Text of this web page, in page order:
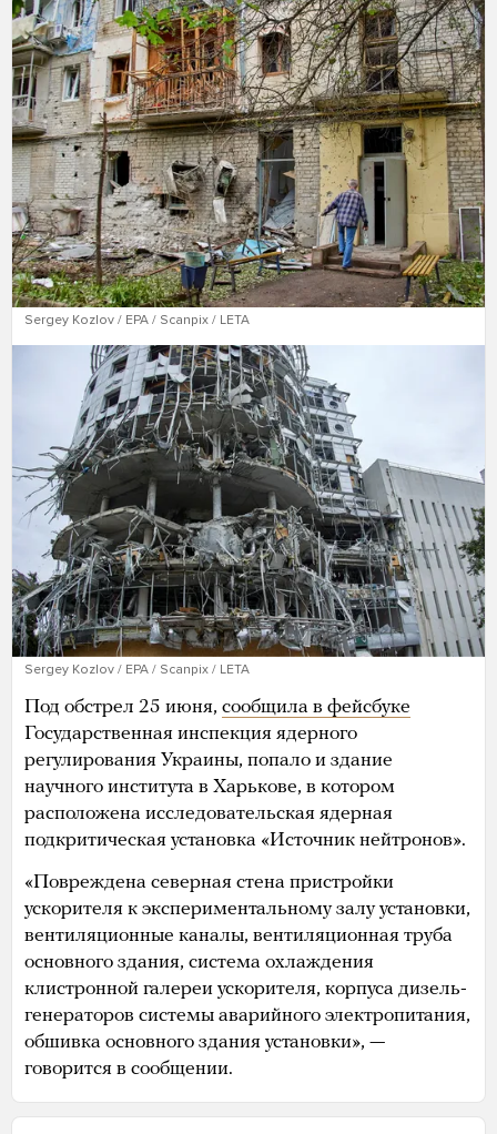
Sergey Kozlov / EPA / Scanpix / LETA
Sergey Kozlov / EPA / Scanpix / LETA
Под обстрел 25 июня, сообщила в фейсбуке
Государственная инспекция ядерного
регулирования Украины, попало и здание
научного института в Харькове, в котором
расположена исследовательская ядерная
подкритическая установка «Источник нейтронов».
«Повреждена северная стена пристройки
ускорителя к экспериментальному залу установки,
вентиляционные каналы, вентиляционная труба
основного здания, система охлаждения
клистронной галереи ускорителя, корпуса дизель-
генераторов системы аварийного электропитания,
обшивка основного здания установки», —
говорится в сообщении.